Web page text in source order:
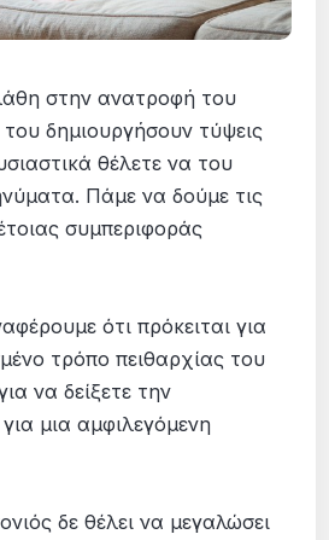
στην ανατροφή του
του δημιουργήσουν τύψεις
θέλετε να του
Πάμε να δούμε τις
συμπεριφοράς
ότι πρόκειται για
τρόπο πειθαρχίας του
να δείξετε την
μια αμφιλεγόμενη
δε θέλει να μεγαλώσει